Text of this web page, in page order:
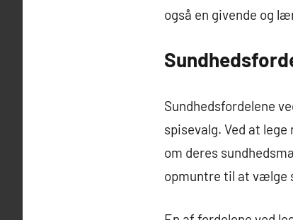
også en givende og
Sundhedsfordelene
spisevalg. Ved at
om deres
opmuntre til at vælge